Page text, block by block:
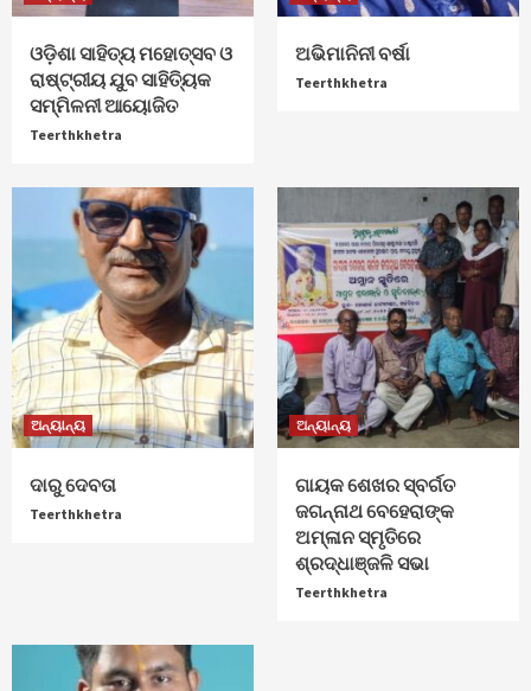
ଓଡ଼ିଶା ସାହିତ୍ୟ ମହୋତ୍ସବ ଓ
ରାଷ୍ଟ୍ରୀୟ ଯୁବ ସାହିତ୍ୟିକ
ସମ୍ମିଳନୀ ଆୟୋଜିତ
Teerthkhetra
ଅଭିମାନିନୀ ବର୍ଷା
Teerthkhetra
ଅନ୍ୟାନ୍ୟ
ଦାରୁ ଦେବତା
Teerthkhetra
ଅନ୍ୟାନ୍ୟ
ଗାୟକ ଶେଖର ସ୍ବର୍ଗତ
ଜଗନ୍ନାଥ ବେହେରାଙ୍କ
ଅମ୍ଳାନ ସ୍ମୃତିରେ
ଶ୍ରଦ୍ଧାଞ୍ଜଳି ସଭା
Teerthkhetra